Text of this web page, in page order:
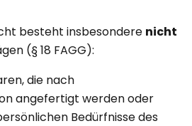
besteht insbesondere nicht
(§ 18 FAGG):
die nach
angefertigt werden oder
Bedürfnisse des